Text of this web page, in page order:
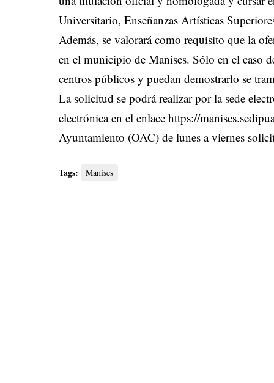
Universitario, Enseñanzas Artísticas
Además, se valorará como requisito que la
en el municipio de Manises. Sólo en el caso
centros públicos y puedan demostrarlo se
La solicitud se podrá realizar por la sede
electrónica en el enlacehttps://
Ayuntamiento (OAC) de lunes a viernes
Tags: Manises